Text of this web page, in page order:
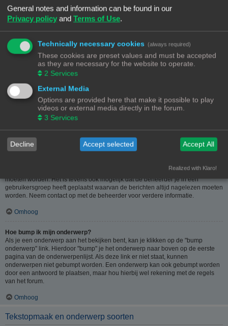
heeft hier dus in geen geval iets mee te maken.
Omhoog
Hoe kan ik berichten aan een moderator melden?
Als de beheerder het toelaat, kun je op de hiervoor dienende knop klikken bij
het bericht. Als je hierop geklikt hebt, moet je een paar verplichte stappen
volgen om de melding te versturen.
Waarvoor dient de "Opslaan"-knop bij het plaatsen van een bericht?
Hiermee kun je berichten opslaan om ze dan later af te werken en te plaatsen.
Een opgeslagen bericht kun je, via de bijhorende optie, in het
Omhoog
De beheerder kan beslist hebben dat geplaatste berichten eerst nagekeken
moeten worden. Het is tevens ook mogelijk dat de beheerder je in een
gebruikersgroep heeft geplaatst waarvan de berichten altijd nagelezen moeten
worden. Neem contact op met de beheerder voor verdere informatie.
Omhoog
Hoe bump ik mijn onderwerp?
Als je een onderwerp aan het bekijken bent, kan je klikken op de "bump
onderwerp" link. Hierdoor "bump" je het onderwerp naar boven op de eerste
pagina van de onderwerpenlijst. Als deze link er niet staat, kunnen
onderwerpen niet gebumpt worden. Een onderwerp kan ook gebumpt worden
door een antwoord te plaatsen, maar hou hierbij wel rekening met de regels
van het forum.
Omhoog
Tekstopmaak en onderwerp soorten
General notes and information can be found in our
Privacy policy and Terms of Use.
Technically necessary cookies (always required)
These cookies are preset values and must be accepted
as they are necessary for the website to operate.
2 Services
External Media
Options are provided here that make it possible to play
videos or external media directly in the forum.
3 Services
Decline Accept selected Accept All
Realized with Klaro!